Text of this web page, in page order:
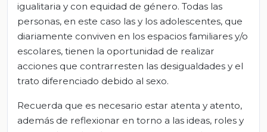
igualitaria y con equidad de género. Todas las
personas, en este caso las y los adolescentes, que
diariamente conviven en los espacios familiares y/o
escolares, tienen la oportunidad de realizar
acciones que contrarresten las desigualdades y el
trato diferenciado debido al sexo.
Recuerda que es necesario estar atenta y atento,
además de reflexionar en torno a las ideas, roles y